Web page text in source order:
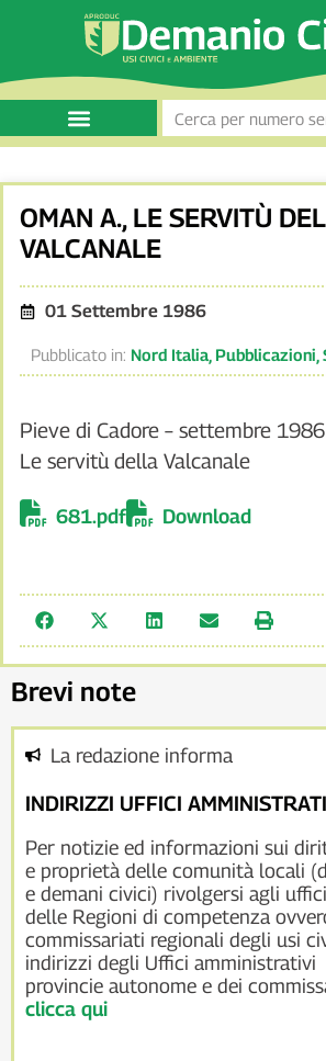
OMAN A., LE SERVITÙ
VALCANALE
01 Settembre 1986
Pubblicato in: Nord Italia, Pubblicazioni,
Pieve di Cadore – settembre
Le servitù della Valcanale
681.pdf Download
Brevi note
La redazione informa
INDIRIZZI UFFICI
Per notizie ed informazioni sui
e proprietà delle comunità locali
e demani civici) rivolgersi agli
delle Regioni di competenza
commissariati regionali degli usi
indirizzi degli Uffici amministrativi
provincie autonome e dei
clicca qui